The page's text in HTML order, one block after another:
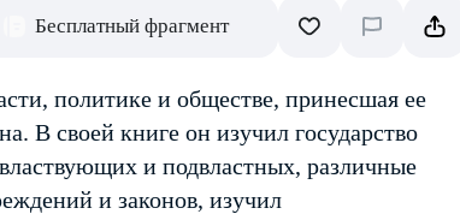
Бесплатный фрагмент
политике и обществе, принесшая ее
В своей книге он изучил государство
и подвластных, различные
и законов, изучил